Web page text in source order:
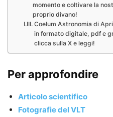
momento e coltivare la
proprio divano!
Coelum Astronomia di
in formato digitale, pdf e
clicca sulla X e leggi!
Per approfondire
Articolo scientifico
Fotografie del VLT